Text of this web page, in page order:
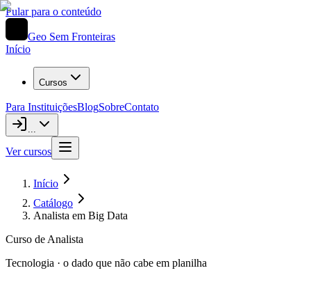
Pular para o conteúdo
Geo Sem Fronteiras
Início
Cursos
Para InstituiçõesBlogSobreContato
...
Ver cursos
Início
Catálogo
Analista em Big Data
Curso de Analista
Tecnologia · o dado que não cabe em planilha